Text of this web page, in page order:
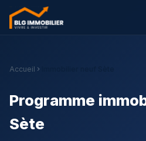
Accueil
Programme
Sète